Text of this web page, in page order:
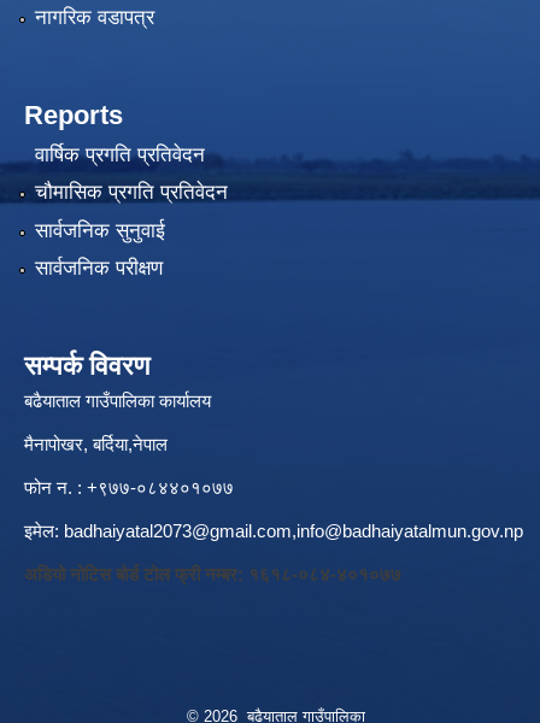
नागरिक वडापत्र
Reports
वार्षिक प्रगति प्रतिवेदन
चौमासिक प्रगति प्रतिवेदन
सार्वजनिक सुनुवाई
सार्वजनिक परीक्षण
सम्पर्क विवरण
बढैयाताल गाउँपालिका कार्यालय
मैनापोखर, बर्दिया,नेपाल
फोन न. : +९७७-०८४४०१०७७
इमेल: badhaiyatal2073@gmail.com,info@badhaiyatalmun.gov.np
अडियो नोटिस बोर्ड टोल फ्री नम्बर: १६१८-०८४-४०१०७७
© 2026 बढैयाताल गाउँपालिका